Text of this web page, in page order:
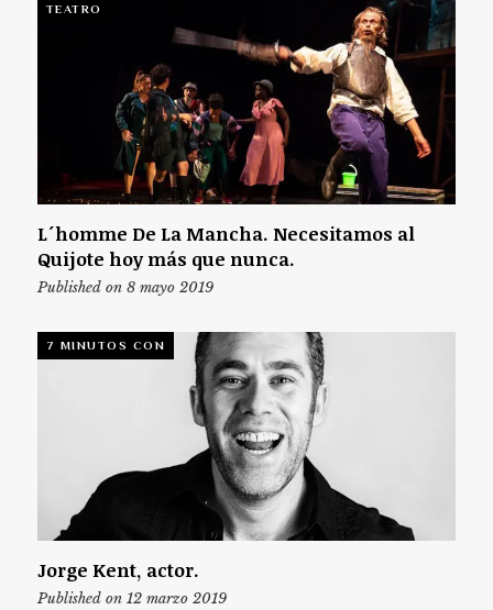
TEATRO
L´homme De La Mancha. Necesitamos al
Quijote hoy más que nunca.
Published on 8 mayo 2019
7 MINUTOS CON
Jorge Kent, actor.
Published on 12 marzo 2019